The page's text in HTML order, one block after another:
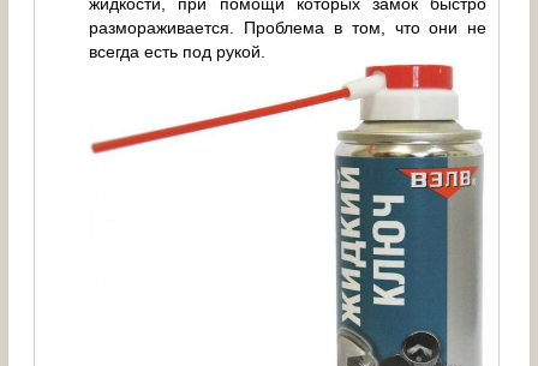
жидкости, при помощи которых замок быстро
размораживается. Проблема в том, что они не
всегда есть под рукой.